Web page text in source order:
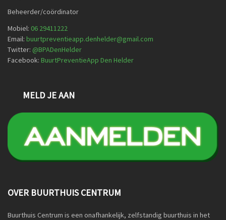
Beheerder/coördinator
Mobiel: 06 29411222
Email: buurtpreventieapp.denhelder@gmail.com
Twitter: @BPADenHelder
Facebook: BuurtPreventieApp Den Helder
MELD JE AAN
OVER BUURTHUIS CENTRUM
Buurthuis Centrum is een onafhankelijk, zelfstandig buurthuis in het